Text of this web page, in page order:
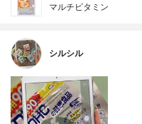
マルチビタミン
シルシル